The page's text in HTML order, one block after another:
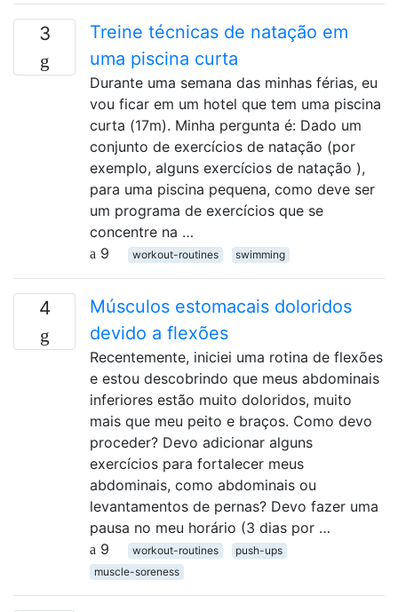
3
Treine técnicas de natação em
uma piscina curta
Durante uma semana das minhas férias, eu
vou ficar em um hotel que tem uma piscina
curta (17m). Minha pergunta é: Dado um
conjunto de exercícios de natação (por
exemplo, alguns exercícios de natação ),
para uma piscina pequena, como deve ser
um programa de exercícios que se
concentre na …
9
workout-routines swimming
4
Músculos estomacais doloridos
devido a flexões
Recentemente, iniciei uma rotina de flexões
e estou descobrindo que meus abdominais
inferiores estão muito doloridos, muito
mais que meu peito e braços. Como devo
proceder? Devo adicionar alguns
exercícios para fortalecer meus
abdominais, como abdominais ou
levantamentos de pernas? Devo fazer uma
pausa no meu horário (3 dias por …
9
workout-routines
push-ups
muscle-soreness